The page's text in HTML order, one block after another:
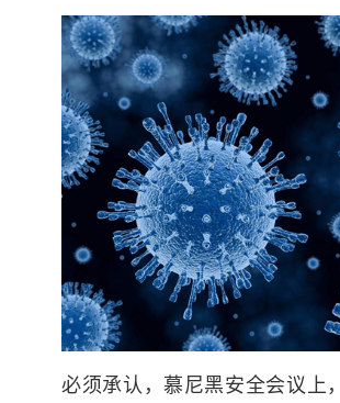
必须承认，慕尼黑安全会议上